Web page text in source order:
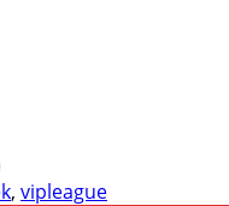
, vipleague